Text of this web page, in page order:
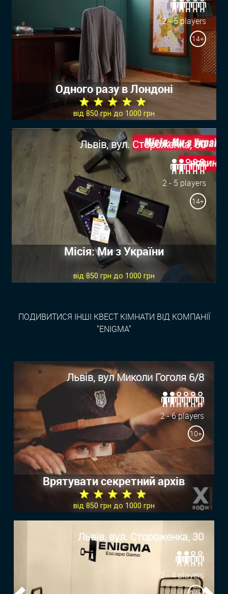
2 - 5 players
14+
Одного разу в Лондоні
★ ★ ★ ★ ★
від 850 грн до 1000 грн
Львів, вул. Стороженка, 30
2 - 5 players
14+
Місія: Ми з України
від 850 грн до 1000 грн
ПОДИВИТИСЯ ІНШІ КВЕСТ КІМНАТИ ВІД КОМПАНІЇ
"ENIGMA"
Львів, вул Миколи Гоголя 6/8
2 - 6 players
10+
Врятувати секретний архів
★ ★ ★ ★ ★
від 850 грн до 1000 грн
Львів, вул. Стороженка, 30
2 - 4 players